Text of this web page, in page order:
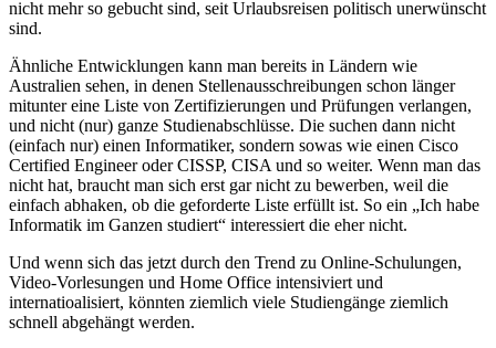
nicht mehr so gebucht sind, seit Urlaubsreisen politisch unerwünscht
sind.
Ähnliche Entwicklungen kann man bereits in Ländern wie
Australien sehen, in denen Stellenausschreibungen schon länger
mitunter eine Liste von Zertifizierungen und Prüfungen verlangen,
und nicht (nur) ganze Studienabschlüsse. Die suchen dann nicht
(einfach nur) einen Informatiker, sondern sowas wie einen Cisco
Certified Engineer oder CISSP, CISA und so weiter. Wenn man das
nicht hat, braucht man sich erst gar nicht zu bewerben, weil die
einfach abhaken, ob die geforderte Liste erfüllt ist. So ein „Ich habe
Informatik im Ganzen studiert“ interessiert die eher nicht.
Und wenn sich das jetzt durch den Trend zu Online-Schulungen,
Video-Vorlesungen und Home Office intensiviert und
internatioalisiert, könnten ziemlich viele Studiengänge ziemlich
schnell abgehängt werden.